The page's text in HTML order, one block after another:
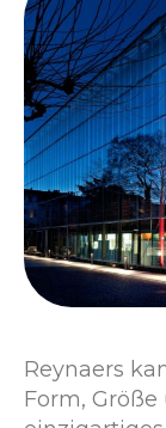
Reynaers
Form,